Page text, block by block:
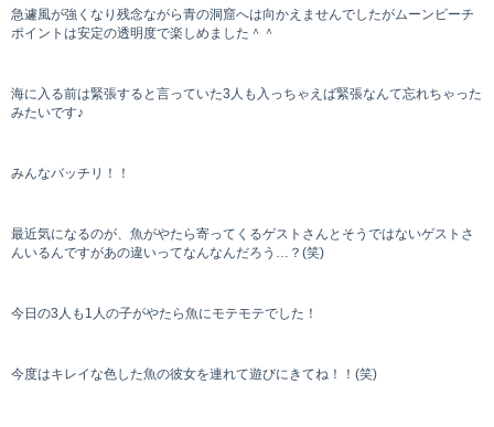
急遽風が強くなり残念ながら青の洞窟へは向かえませんでしたがムーンビーチ
ポイントは安定の透明度で楽しめました＾＾
海に入る前は緊張すると言っていた3人も入っちゃえば緊張なんて忘れちゃった
みたいです♪
みんなバッチリ！！
最近気になるのが、魚がやたら寄ってくるゲストさんとそうではないゲストさ
んいるんですがあの違いってなんなんだろう…？(笑)
今日の3人も1人の子がやたら魚にモテモテでした！
今度はキレイな色した魚の彼女を連れて遊びにきてね！！(笑)